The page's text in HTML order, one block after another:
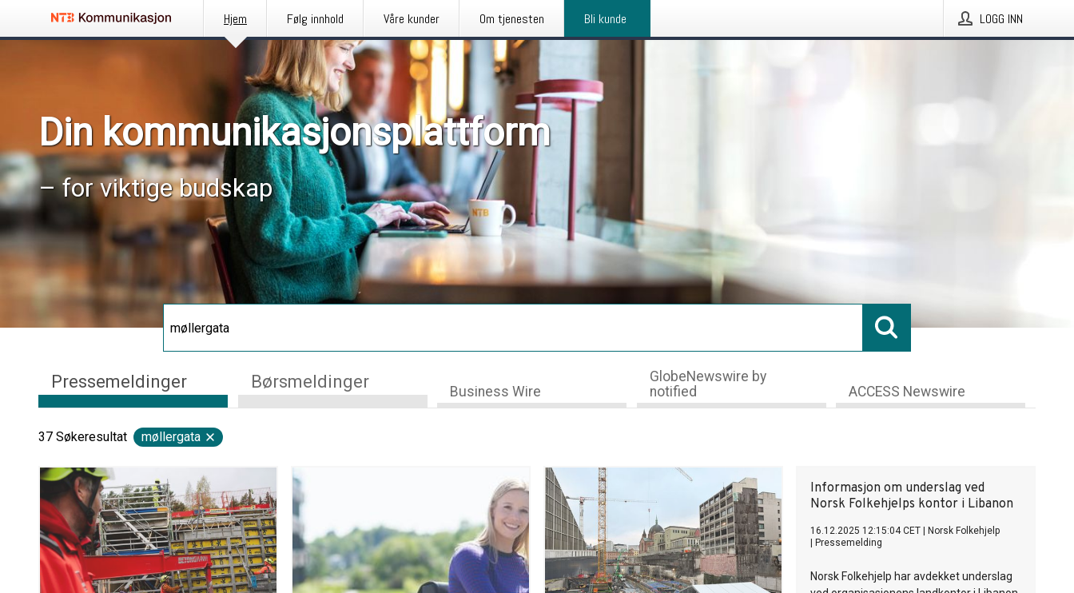
Hjem Følg innhold Våre kunder Om tjenesten Bli kunde LOGG INN
Din kommunikasjonsplattform
– for viktige budskap
Pressemeldinger Børsmeldinger Business Wire
GlobeNewswire by
notified
ACCESS Newswire
37 Søkeresultat møllergata
Informasjon om underslag ved
Norsk Folkehjelps kontor i Libanon
16.12.2025 12:15:04 CET
Norsk Folkehjelp
Pressemelding
Norsk Folkehjelp har avdekket underslag